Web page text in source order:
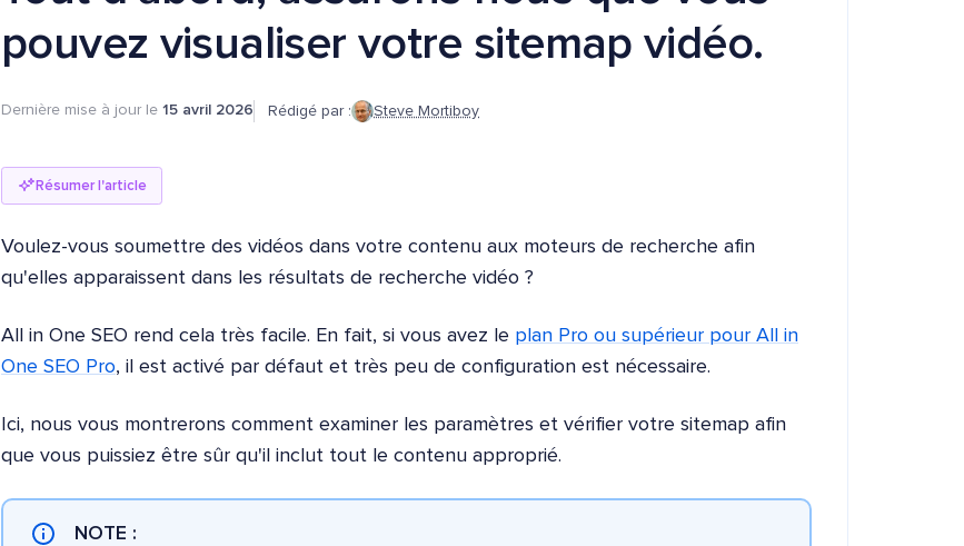
pouvez visualiser votre sitemap vidéo.
Dernière mise à jour le 15 avril 2026 Rédigé par : Steve Mortiboy
Résumer l'article
Voulez-vous soumettre des vidéos dans votre contenu aux moteurs de recherche afin
qu'elles apparaissent dans les résultats de recherche vidéo ?
All in One SEO rend cela très facile. En fait, si vous avez le plan Pro ou supérieur pour All in
One SEO Pro, il est activé par défaut et très peu de configuration est nécessaire.
Ici, nous vous montrerons comment examiner les paramètres et vérifier votre sitemap afin
que vous puissiez être sûr qu'il inclut tout le contenu approprié.
NOTE :